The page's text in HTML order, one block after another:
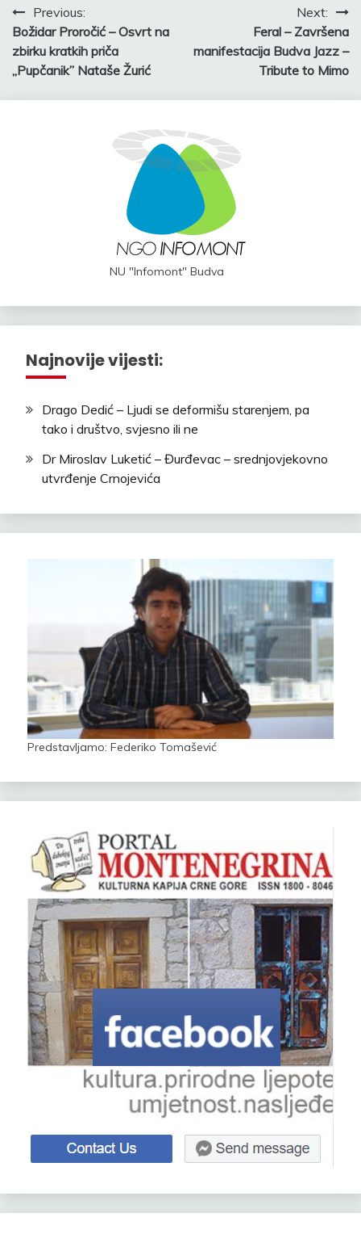
Post
navigation
Previous:
Božidar Proročić – Osvrt na
zbirku kratkih priča
„Pupčanik” Nataše Žurić
Next:
Feral – Završena
manifestacija Budva Jazz –
Tribute to Mimo
NU "Infomont" Budva
Najnovije vijesti:
Drago Dedić – Ljudi se deformišu starenjem, pa
tako i društvo, svjesno ili ne
Dr Miroslav Luketić – Đurđevac – srednjovjekovno
utvrđenje Crnojevića
Predstavljamo: Federiko Tomašević